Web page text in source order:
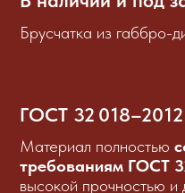
Брусчатка из габбро-
ГОСТ 32 018–2012
Материал полностью
требованиям ГОСТ
высокой прочностью и